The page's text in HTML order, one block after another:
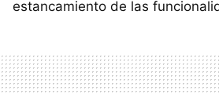
estancamiento de las